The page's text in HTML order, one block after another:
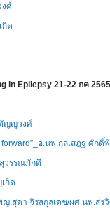
งศ์
กิด
in Epilepsy 21-22 กค 2565
ตัญญูวงศ์
อ.นพ.กุลเสฎฐ ศักดิ์
วรรณภักดี
กิด
ญ.สุดา จิรสกุลเดช/ผศ.นพ.สร